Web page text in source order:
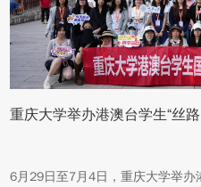
重庆大学举办港澳台学生“丝
6月29日至7月4日，重庆大学举